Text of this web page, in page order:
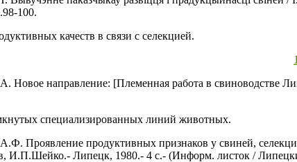
100.
качеств в связи с селекцией.
Новое направление: [Племенная работа в свиноводстве
специализированных линий животных.
Проявление продуктивных признаков у свиней,
И.П.Шейко.- Липецк, 1980.- 4 с.- (Информ. листок /